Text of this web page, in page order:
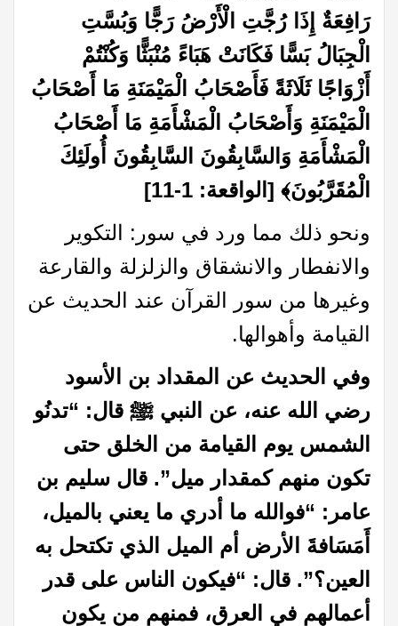
رَافِعَةٌ إِذَا رُجَّتِ الْأَرْضُ رَجًّا وَبُسَّتِ
الْجِبَالُ بَسًّا فَكَانَتْ هَبَاءً مُنْبَثًّا وَكُنْتُمْ
أَزْوَاجًا ثَلَاثَةً فَأَصْحَابُ الْمَيْمَنَةِ مَا أَصْحَابُ
الْمَيْمَنَةِ وَأَصْحَابُ الْمَشْأَمَةِ مَا أَصْحَابُ
الْمَشْأَمَةِ وَالسَّابِقُونَ السَّابِقُونَ أُولَئِكَ
الْمُقَرَّبُونَ﴾ [الواقعة: 1-11]
ونحو ذلك مما ورد في سور: التكوير
والانفطار والانشقاق والزلزلة والقارعة
وغيرها من سور القرآن عند الحديث عن
القيامة وأهوالها.
وفي الحديث عن المقداد بن الأسود
رضي الله عنه، عن النبي ﷺ قال: “تدنُو
الشمس يوم القيامة من الخلق حتى
تكون منهم كمقدار ميل”. قال سليم بن
عامر: “فوالله ما أدري ما يعني بالميل،
أَمَسَافةَ الأرض أم الميل الذي تكتحل به
العين؟”. قال: “فيكون الناس على قدر
أعمالهم في العرق، فمنهم من يكون